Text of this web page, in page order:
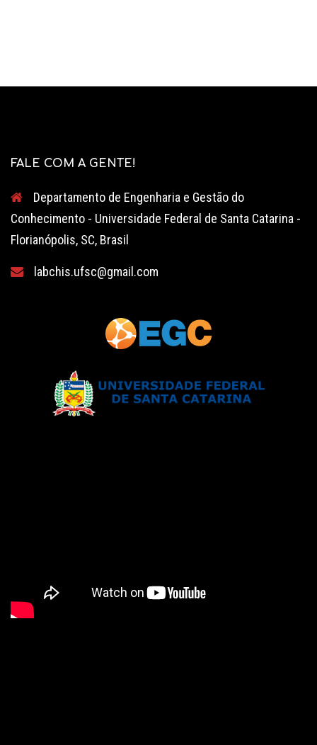
FALE COM A GENTE!
Departamento de Engenharia e Gestão do
Conhecimento - Universidade Federal de Santa Catarina -
Florianópolis, SC, Brasil
labchis.ufsc@gmail.com